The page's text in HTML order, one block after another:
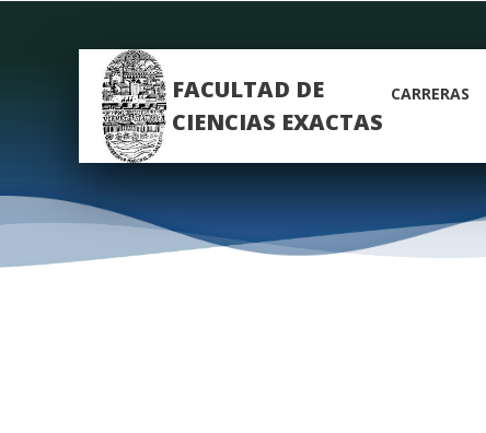
FACULTAD DE
CIENCIAS EXACTAS
CARRERAS